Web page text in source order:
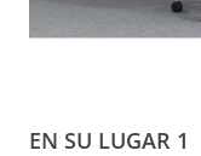
EN SU LUGAR 1